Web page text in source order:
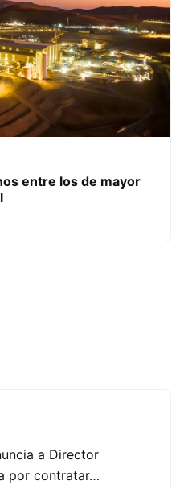
entre los de mayor
a Director
por contratar…